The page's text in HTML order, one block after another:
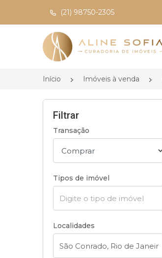
(21) 98750-2305
Página inicial
Início Imóveis à venda
Filtrar
Transação
Tipos de imóvel
Localidades